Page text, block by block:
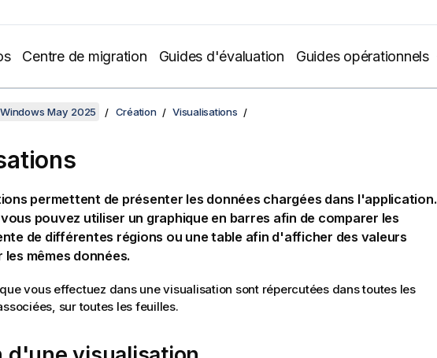
Centre de migration Guides d'évaluation Guides opérationnels
May 2025 Création Visualisations
permettent de présenter les données chargées dans l'application.
pouvez utiliser un graphique en barres afin de comparer les
de différentes régions ou une table afin d'afficher des valeurs
mêmes données.
vous effectuez dans une visualisation sont répercutées dans toutes les
sur toutes les feuilles.